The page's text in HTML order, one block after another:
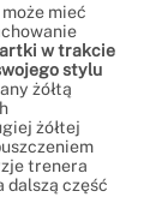
mieć
w trakcie
stylu
żółtą
żółtej
trenera
dalszą część